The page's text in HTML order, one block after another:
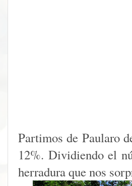
Partimos de Paularo
12%. Dividiendo el
herradura que nos